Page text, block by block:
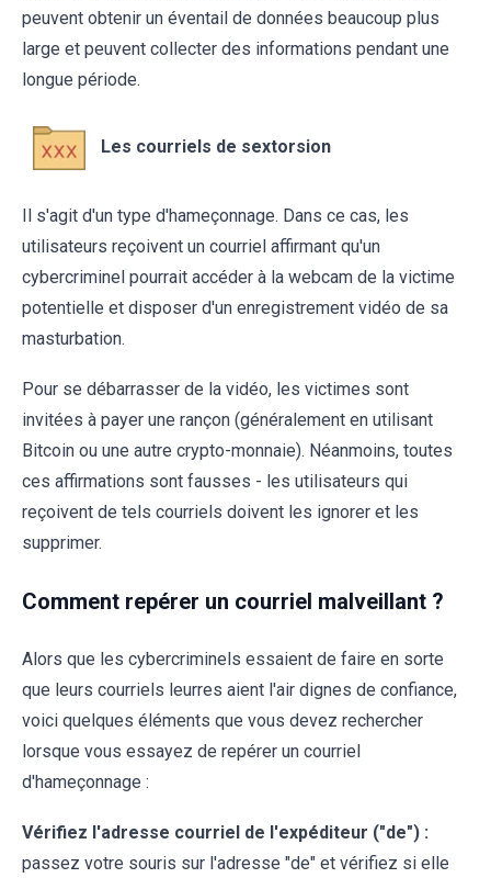
peuvent obtenir un éventail de données beaucoup plus
large et peuvent collecter des informations pendant une
longue période.
Les courriels de sextorsion
Il s'agit d'un type d'hameçonnage. Dans ce cas, les
utilisateurs reçoivent un courriel affirmant qu'un
cybercriminel pourrait accéder à la webcam de la victime
potentielle et disposer d'un enregistrement vidéo de sa
masturbation.
Pour se débarrasser de la vidéo, les victimes sont
invitées à payer une rançon (généralement en utilisant
Bitcoin ou une autre crypto-monnaie). Néanmoins, toutes
ces affirmations sont fausses - les utilisateurs qui
reçoivent de tels courriels doivent les ignorer et les
supprimer.
Comment repérer un courriel malveillant ?
Alors que les cybercriminels essaient de faire en sorte
que leurs courriels leurres aient l'air dignes de confiance,
voici quelques éléments que vous devez rechercher
lorsque vous essayez de repérer un courriel
d'hameçonnage :
Vérifiez l'adresse courriel de l'expéditeur ("de") :
passez votre souris sur l'adresse "de" et vérifiez si elle